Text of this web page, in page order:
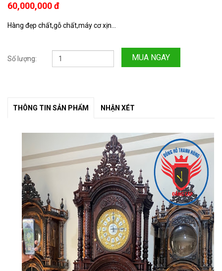
60,000,000 đ
Hàng đẹp chất,gỗ chất,máy cơ xịn...
Số lượng: MUA NGAY
THÔNG TIN SẢN PHẨM NHẬN XÉT